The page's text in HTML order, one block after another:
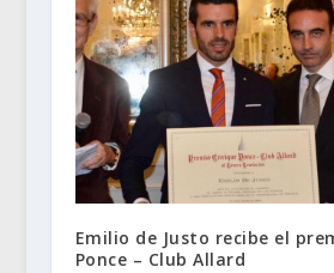
Emilio de Justo recibe el
Ponce – Club Allard